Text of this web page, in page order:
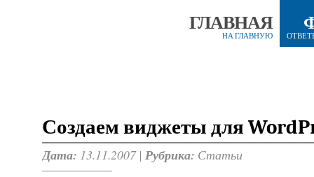
ГЛАВНАЯ
НА ГЛАВНУЮ
Создаем виджеты для
Дата: 13.11.2007 | Рубрика: Статьи